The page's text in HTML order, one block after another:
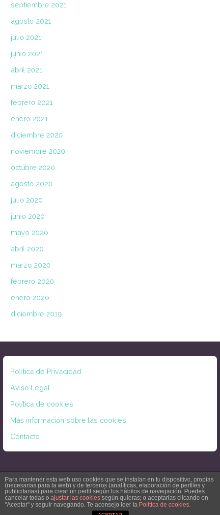
septiembre 2021
agosto 2021
julio 2021
junio 2021
abril 2021
marzo 2021
febrero 2021
enero 2021
diciembre 2020
noviembre 2020
octubre 2020
agosto 2020
julio 2020
junio 2020
mayo 2020
abril 2020
marzo 2020
febrero 2020
enero 2020
diciembre 2019
Política de Privacidad
Aviso Legal
Política de cookies
Más información sobre las cookies
Contacto
Copyright © 2026 Principio de — Scribbles Plantilla de WordPress por GoDaddy
Para mantener esta web uso cookies que se instalan en tu dispositivo, propias
(necesarias para la web) y de terceros (analíticas, elaboración de perfiles y
publicitarias) para crear un perfil según tus hábitos de navegación. Puedes
cancelar todas o ajustar las cookies según quieras; o aceptarlas clicando en
"Aceptar" y seguir navegando. Te aconsejo leer la Política de cookies.